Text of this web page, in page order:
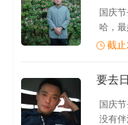
国庆
哈，
截
要去
国庆
没有